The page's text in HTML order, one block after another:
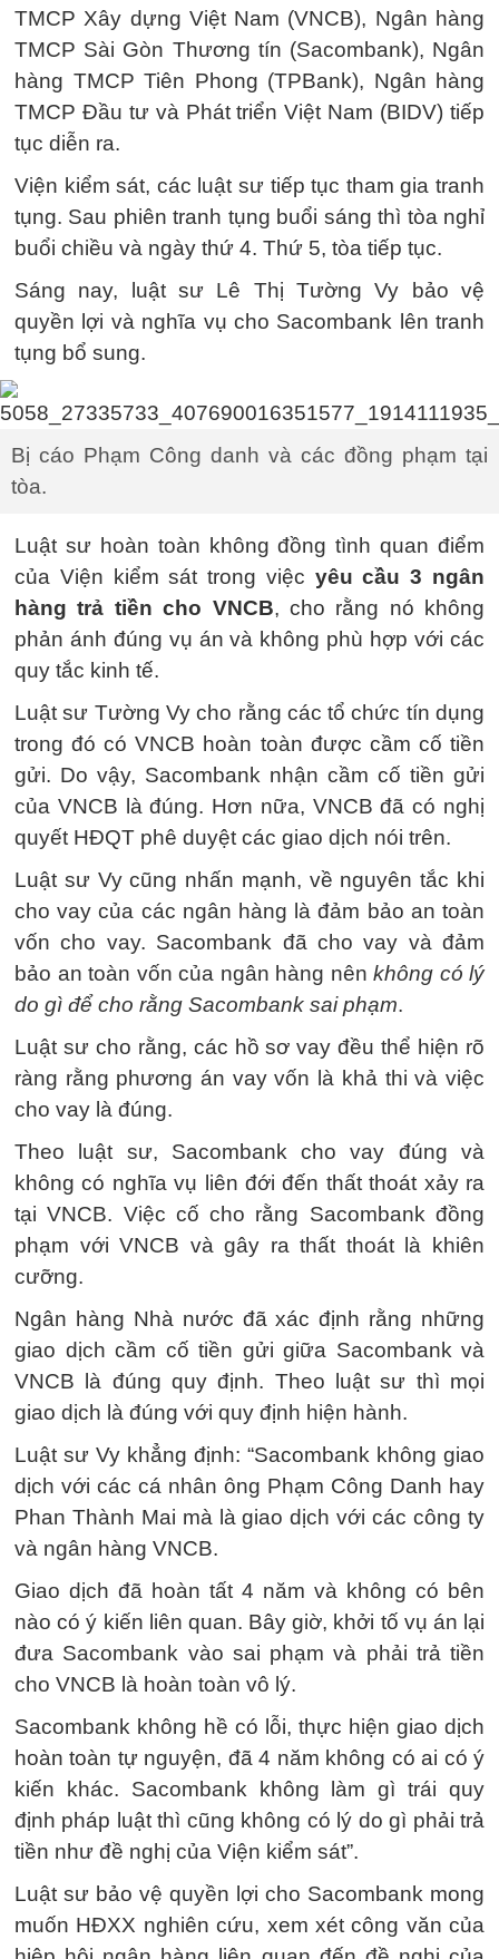
TMCP Xây dựng Việt Nam (VNCB), Ngân hàng
TMCP Sài Gòn Thương tín (Sacombank), Ngân
hàng TMCP Tiên Phong (TPBank), Ngân hàng
TMCP Đầu tư và Phát triển Việt Nam (BIDV) tiếp
tục diễn ra.
Viện kiểm sát, các luật sư tiếp tục tham gia tranh
tụng. Sau phiên tranh tụng buổi sáng thì tòa nghỉ
buổi chiều và ngày thứ 4. Thứ 5, tòa tiếp tục.
Sáng nay, luật sư Lê Thị Tường Vy bảo vệ
quyền lợi và nghĩa vụ cho Sacombank lên tranh
tụng bổ sung.
Bị cáo Phạm Công danh và các đồng phạm tại
tòa.
Luật sư hoàn toàn không đồng tình quan điểm
của Viện kiểm sát trong việc yêu cầu 3 ngân
hàng trả tiền cho VNCB, cho rằng nó không
phản ánh đúng vụ án và không phù hợp với các
quy tắc kinh tế.
Luật sư Tường Vy cho rằng các tổ chức tín dụng
trong đó có VNCB hoàn toàn được cầm cố tiền
gửi. Do vậy, Sacombank nhận cầm cố tiền gửi
của VNCB là đúng. Hơn nữa, VNCB đã có nghị
quyết HĐQT phê duyệt các giao dịch nói trên.
Luật sư Vy cũng nhấn mạnh, về nguyên tắc khi
cho vay của các ngân hàng là đảm bảo an toàn
vốn cho vay. Sacombank đã cho vay và đảm
bảo an toàn vốn của ngân hàng nên không có lý
do gì để cho rằng Sacombank sai phạm.
Luật sư cho rằng, các hồ sơ vay đều thể hiện rõ
ràng rằng phương án vay vốn là khả thi và việc
cho vay là đúng.
Theo luật sư, Sacombank cho vay đúng và
không có nghĩa vụ liên đới đến thất thoát xảy ra
tại VNCB. Việc cố cho rằng Sacombank đồng
phạm với VNCB và gây ra thất thoát là khiên
cưỡng.
Ngân hàng Nhà nước đã xác định rằng những
giao dịch cầm cố tiền gửi giữa Sacombank và
VNCB là đúng quy định. Theo luật sư thì mọi
giao dịch là đúng với quy định hiện hành.
Luật sư Vy khẳng định: “Sacombank không giao
dịch với các cá nhân ông Phạm Công Danh hay
Phan Thành Mai mà là giao dịch với các công ty
và ngân hàng VNCB.
Giao dịch đã hoàn tất 4 năm và không có bên
nào có ý kiến liên quan. Bây giờ, khởi tố vụ án lại
đưa Sacombank vào sai phạm và phải trả tiền
cho VNCB là hoàn toàn vô lý.
Sacombank không hề có lỗi, thực hiện giao dịch
hoàn toàn tự nguyện, đã 4 năm không có ai có ý
kiến khác. Sacombank không làm gì trái quy
định pháp luật thì cũng không có lý do gì phải trả
tiền như đề nghị của Viện kiểm sát”.
Luật sư bảo vệ quyền lợi cho Sacombank mong
muốn HĐXX nghiên cứu, xem xét công văn của